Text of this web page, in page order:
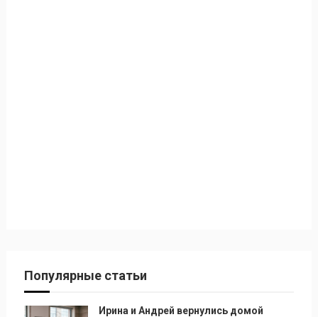
Популярные статьи
Ирина и Андрей вернулись домой